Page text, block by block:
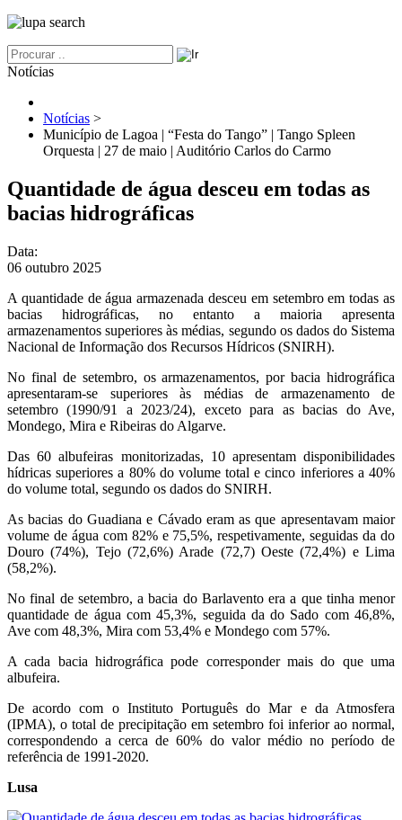
Notícias
Notícias >
Município de Lagoa | “Festa do Tango” | Tango Spleen
Orquesta | 27 de maio | Auditório Carlos do Carmo
Quantidade de água desceu em todas as
bacias hidrográficas
Data:
06 outubro 2025
A quantidade de água armazenada desceu em setembro em todas as
bacias hidrográficas, no entanto a maioria apresenta
armazenamentos superiores às médias, segundo os dados do Sistema
Nacional de Informação dos Recursos Hídricos (SNIRH).
No final de setembro, os armazenamentos, por bacia hidrográfica
apresentaram-se superiores às médias de armazenamento de
setembro (1990/91 a 2023/24), exceto para as bacias do Ave,
Mondego, Mira e Ribeiras do Algarve.
Das 60 albufeiras monitorizadas, 10 apresentam disponibilidades
hídricas superiores a 80% do volume total e cinco inferiores a 40%
do volume total, segundo os dados do SNIRH.
As bacias do Guadiana e Cávado eram as que apresentavam maior
volume de água com 82% e 75,5%, respetivamente, seguidas da do
Douro (74%), Tejo (72,6%) Arade (72,7) Oeste (72,4%) e Lima
(58,2%).
No final de setembro, a bacia do Barlavento era a que tinha menor
quantidade de água com 45,3%, seguida da do Sado com 46,8%,
Ave com 48,3%, Mira com 53,4% e Mondego com 57%.
A cada bacia hidrográfica pode corresponder mais do que uma
albufeira.
De acordo com o Instituto Português do Mar e da Atmosfera
(IPMA), o total de precipitação em setembro foi inferior ao normal,
correspondendo a cerca de 60% do valor médio no período de
referência de 1991-2020.
Lusa